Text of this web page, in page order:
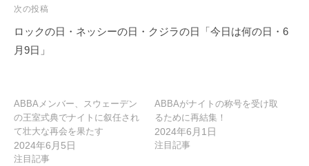
ゲ
ー
シ
次の投稿
ロックの日・ネッシーの日・クジラの日「今日は何の日・6
月9日」
ABBAメンバー、スウェーデン
の王室式典でナイトに叙任され
て壮大な再会を果たす
2024年6月5日
注目記事
ABBAがナイトの称号を受け取
るために再結集！
2024年6月1日
注目記事